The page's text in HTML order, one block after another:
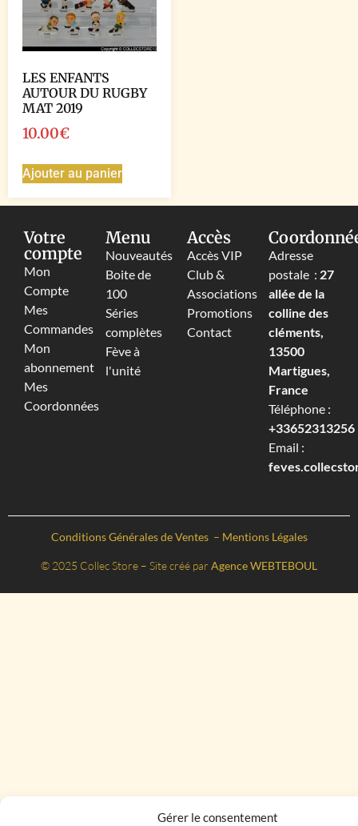
Gérer le consentement
LES ENFANTS
AUTOUR DU RUGBY
MAT 2019
10.00€
Ajouter au panier
Votre
compte
Mon
Compte
Mes
Commandes
Mon
abonnement
Mes
Coordonnées
Menu
Nouveautés
Boite de
100
Séries
complètes
Fève à
l'unité
Accès
Accès VIP
Club &
Associations
Promotions
Contact
Adresse
postale : 27
allée de la
colline des
cléments,
13500
Martigues,
France
Téléphone :
+33652313256‬
Email :
Conditions Générales de Ventes – Mentions Légales
© 2025 Collec Store – Site créé par Agence WEBTEBOUL